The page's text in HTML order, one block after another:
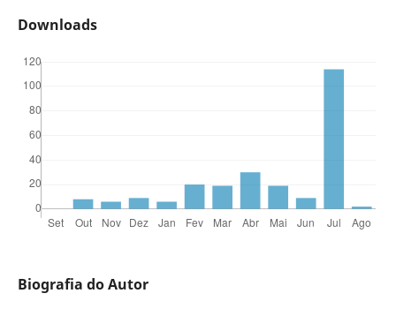
Downloads
Biografia do Autor